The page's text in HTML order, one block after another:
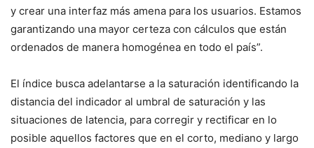
y crear una interfaz más amena para los usuarios. Estamos
garantizando una mayor certeza con cálculos que están
ordenados de manera homogénea en todo el país”.
El índice busca adelantarse a la saturación identificando la
distancia del indicador al umbral de saturación y las
situaciones de latencia, para corregir y rectificar en lo
posible aquellos factores que en el corto, mediano y largo